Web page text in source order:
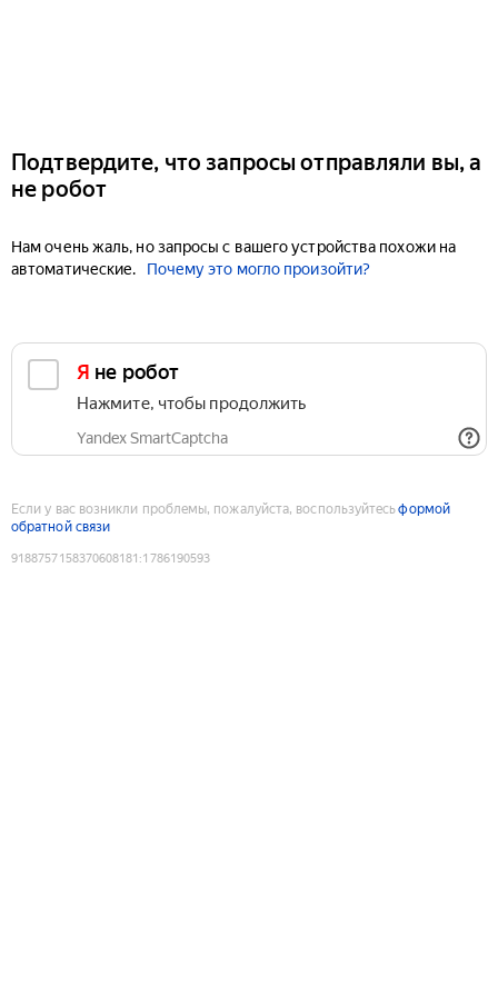
Подтвердите, что запросы отправляли вы, а
не робот
Нам очень жаль, но запросы с вашего устройства похожи на
автоматические.
Почему это могло произойти?
Я не робот
Нажмите, чтобы продолжить
Yandex SmartCaptcha
Если у вас возникли проблемы, пожалуйста, воспользуйтесьформой
обратной связи
9188757158370608181 :1786190593